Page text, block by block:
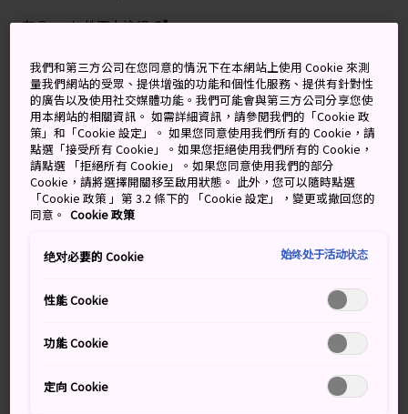
在 Google 地圖上檢視
取得轉乘資訊
關鍵字 地圖
©Tomioka City
「日本製造」的發源地
位於群馬縣西南方的富岡市，已成為日本工業現代化的同
義詞。
交通方式
遊客可乘搭火車或自駕前往富岡。
我們和第三方公司在您同意的情況下在本網站上使用 Cookie 來測
量我們網站的受眾、提供增強的功能和個性化服務、提供有針對性
的廣告以及使用社交媒體功能。我們可能會與第三方公司分享您使
用本網站的相關資訊。 如需詳細資訊，請參閱我們的「Cookie 政
策」和「Cookie 設定」。 如果您同意使用我們所有的 Cookie，請
點選「接受所有 Cookie」。如果您拒絕使用我們所有的 Cookie，
請點選 「拒絕所有 Cookie」。如果您同意使用我們的部分
Cookie，請將選擇開關移至啟用狀態。 此外，您可以隨時點選
「Cookie 政策 」第 3.2 條下的 「Cookie 設定」，變更或撤回您的
同意。 Cookie 政策
绝对必要的 Cookie 始终处于活动状态
性能 Cookie
功能 Cookie
定向 Cookie